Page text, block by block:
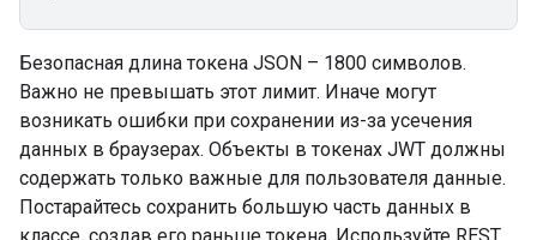
Безопасная длина токена JSON – 1800 символов.
Важно не превышать этот лимит. Иначе могут
возникать ошибки при сохранении из-за усечения
данных в браузерах. Объекты в токенах JWT должны
содержать только важные для пользователя данные.
Постарайтесь сохранить большую часть данных в